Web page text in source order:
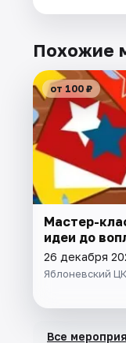
Похожие
от 100 ₽
Мастер-
идеи до
26 декабря
Яблоневский
Все